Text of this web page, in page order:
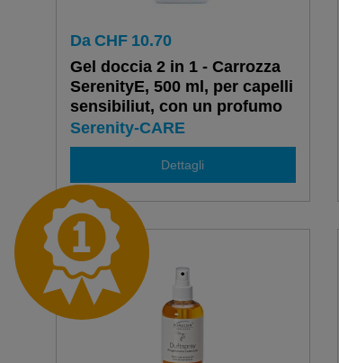
Da CHF 10.70
Gel doccia 2 in 1 - Carrozza
SerenityE, 500 ml, per capelli
sensibiliut, con un profumo
sottile
Serenity-CARE
Dettagli